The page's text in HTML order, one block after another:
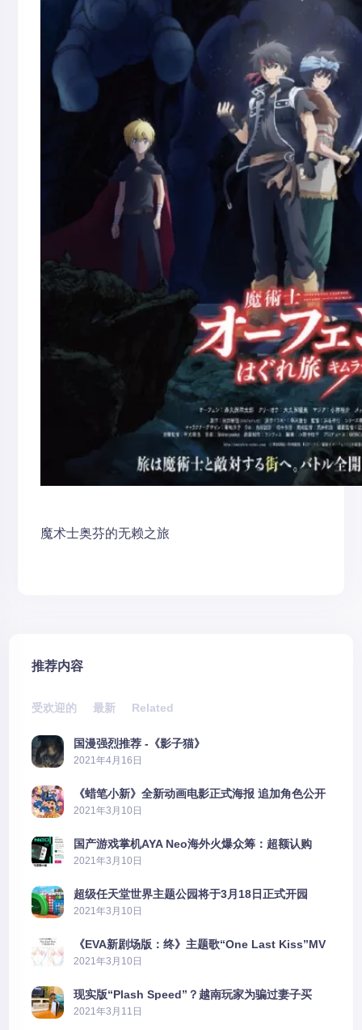
魔术士奥芬的无赖之旅
推荐内容
受欢迎的 最新 Related
国漫强烈推荐 -《影子猫》
2021年4月16日
《蜡笔小新》全新动画电影正式海报 追加角色公开
2021年3月10日
国产游戏掌机AYA Neo海外火爆众筹：超额认购
2606%
2021年3月10日
超级任天堂世界主题公园将于3月18日正式开园
2021年3月10日
《EVA新剧场版：终》主题歌“One Last Kiss”MV
公布
2021年3月10日
现实版“Plash Speed”？越南玩家为骗过妻子买
PS5上演好戏
2021年3月11日